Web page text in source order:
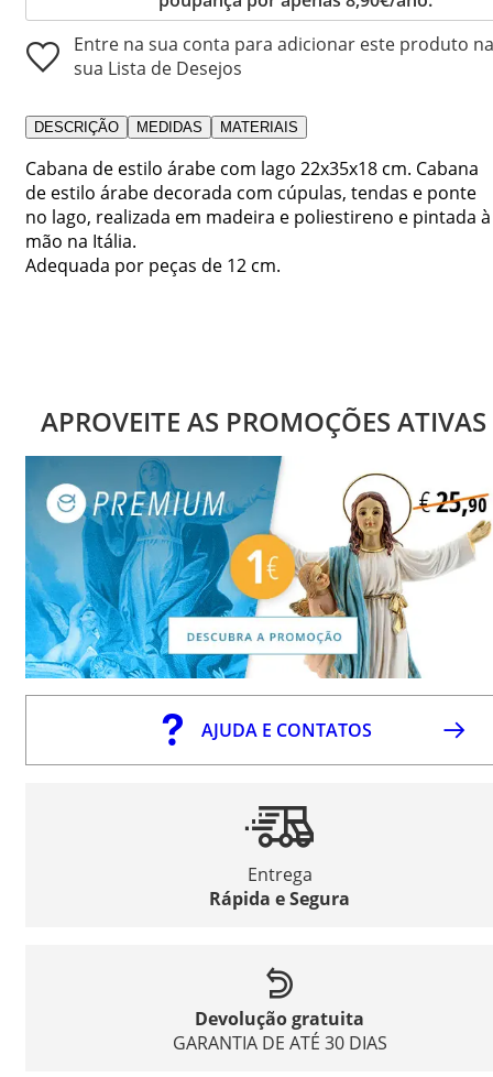
Entre na sua conta para adicionar este produto na
sua Lista de Desejos
DESCRIÇÃO MEDIDAS MATERIAIS
Cabana de estilo árabe com lago 22x35x18 cm. Cabana
de estilo árabe decorada com cúpulas, tendas e ponte
no lago, realizada em madeira e poliestireno e pintada à
mão na Itália.
Adequada por peças de 12 cm.
APROVEITE AS PROMOÇÕES ATIVAS
AJUDA E CONTATOS
Entrega
Rápida e Segura
Devolução gratuita
GARANTIA DE ATÉ 30 DIAS